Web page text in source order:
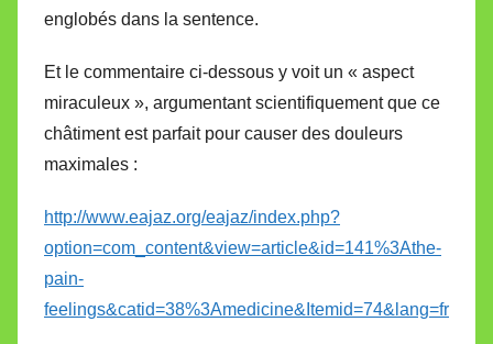
englobés dans la sentence.
Et le commentaire ci-dessous y voit un « aspect
miraculeux », argumentant scientifiquement que ce
châtiment est parfait pour causer des douleurs
maximales :
http://www.eajaz.org/eajaz/index.php?
option=com_content&view=article&id=141%3Athe-
pain-
feelings&catid=38%3Amedicine&Itemid=74&lang=fr